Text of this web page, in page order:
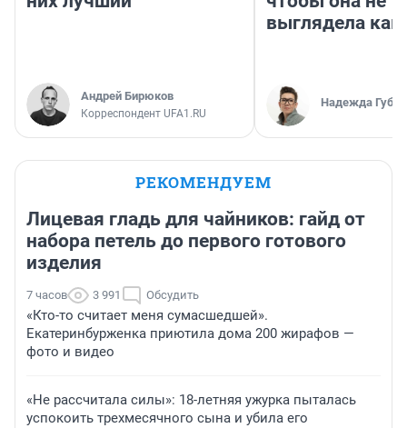
Андрей Бирюков
Корреспондент UFA1.RU
выглядела как
Надежда
РЕКОМЕНДУЕМ
Лицевая гладь для чайников: гайд от
набора петель до первого готового
изделия
7 часов 3 991 Обсудить
«Кто-то считает меня сумасшедшей».
Екатеринбурженка приютила дома 200 жирафов —
фото и видео
«Не рассчитала силы»: 18-летняя ужурка пыталась
успокоить трехмесячного сына и убила его